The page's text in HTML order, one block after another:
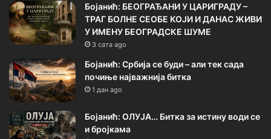
Бојанић: БЕОГРАЂАНИ У ЦАРИГРАДУ –
ТРАГ БОЛНЕ СЕОБЕ КОЈИ И ДАНАС ЖИВИ
У ИМЕНУ БЕОГРАДСКЕ ШУМЕ
3 сата ago
Бојанић: Србија се буди – али тек сада
почиње најважнија битка
1 дан ago
Бојанић: ОЛУЈА… Битка за истину води се
и бројкама